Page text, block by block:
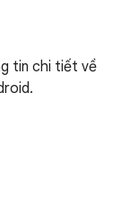
tin chi tiết về